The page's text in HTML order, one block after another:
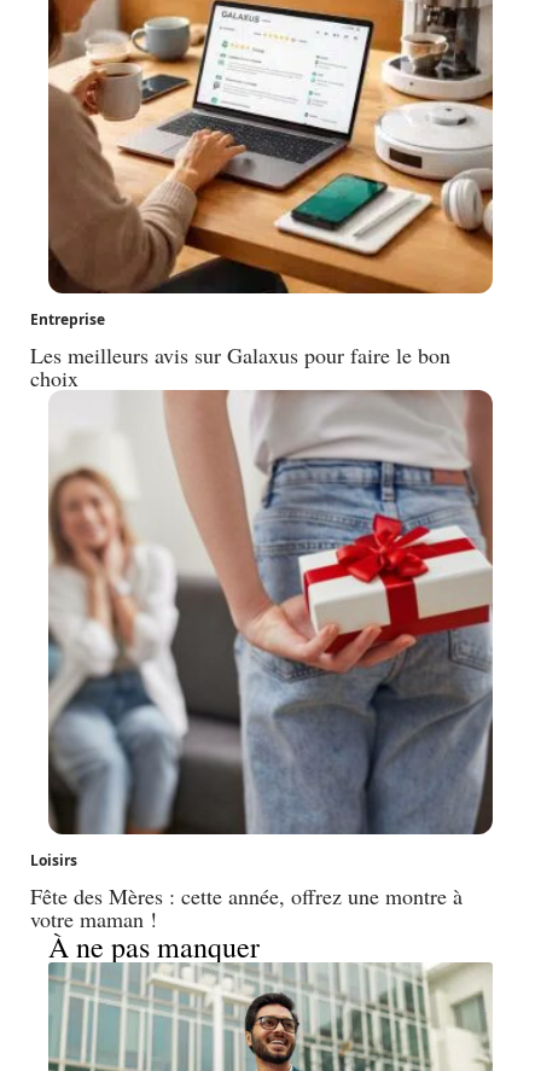
Entreprise
Les meilleurs avis sur Galaxus pour faire le bon
choix
Loisirs
Fête des Mères : cette année, offrez une montre à
votre maman !
À ne pas manquer